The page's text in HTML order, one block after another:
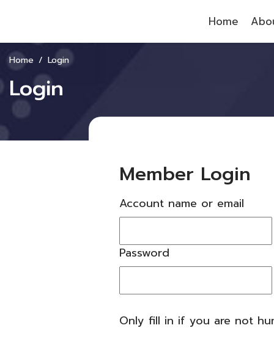
Home
Home Login
Login
Member Login
Account name or email
Password
Only fill in if you are not